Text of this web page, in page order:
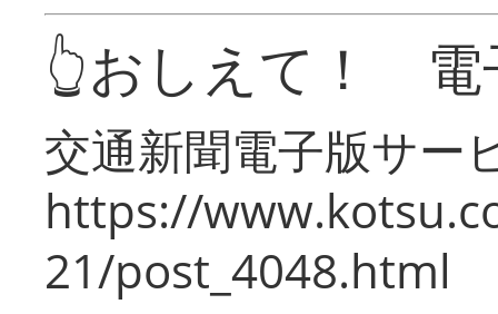
👆おしえて！ 電
交通新聞電子版サー
https://
21/post_4048.html